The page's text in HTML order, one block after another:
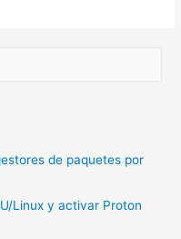
de paquetes por
Linux y activar Proton